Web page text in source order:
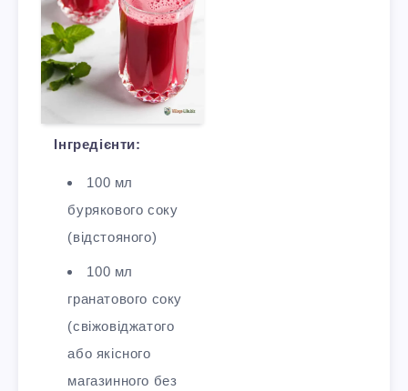
Інгредієнти:
100 мл
бурякового соку
(відстояного)
100 мл
гранатового соку
(свіжовіджатого
або якісного
магазинного без